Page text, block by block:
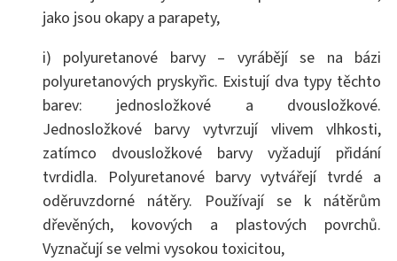
jako jsou okapy a parapety,
i) polyuretanové barvy – vyrábějí se na bázi
polyuretanových pryskyřic. Existují dva typy těchto
barev: jednosložkové a dvousložkové.
Jednosložkové barvy vytvrzují vlivem vlhkosti,
zatímco dvousložkové barvy vyžadují přidání
tvrdidla. Polyuretanové barvy vytvářejí tvrdé a
oděruvzdorné nátěry. Používají se k nátěrům
dřevěných, kovových a plastových povrchů.
Vyznačují se velmi vysokou toxicitou,